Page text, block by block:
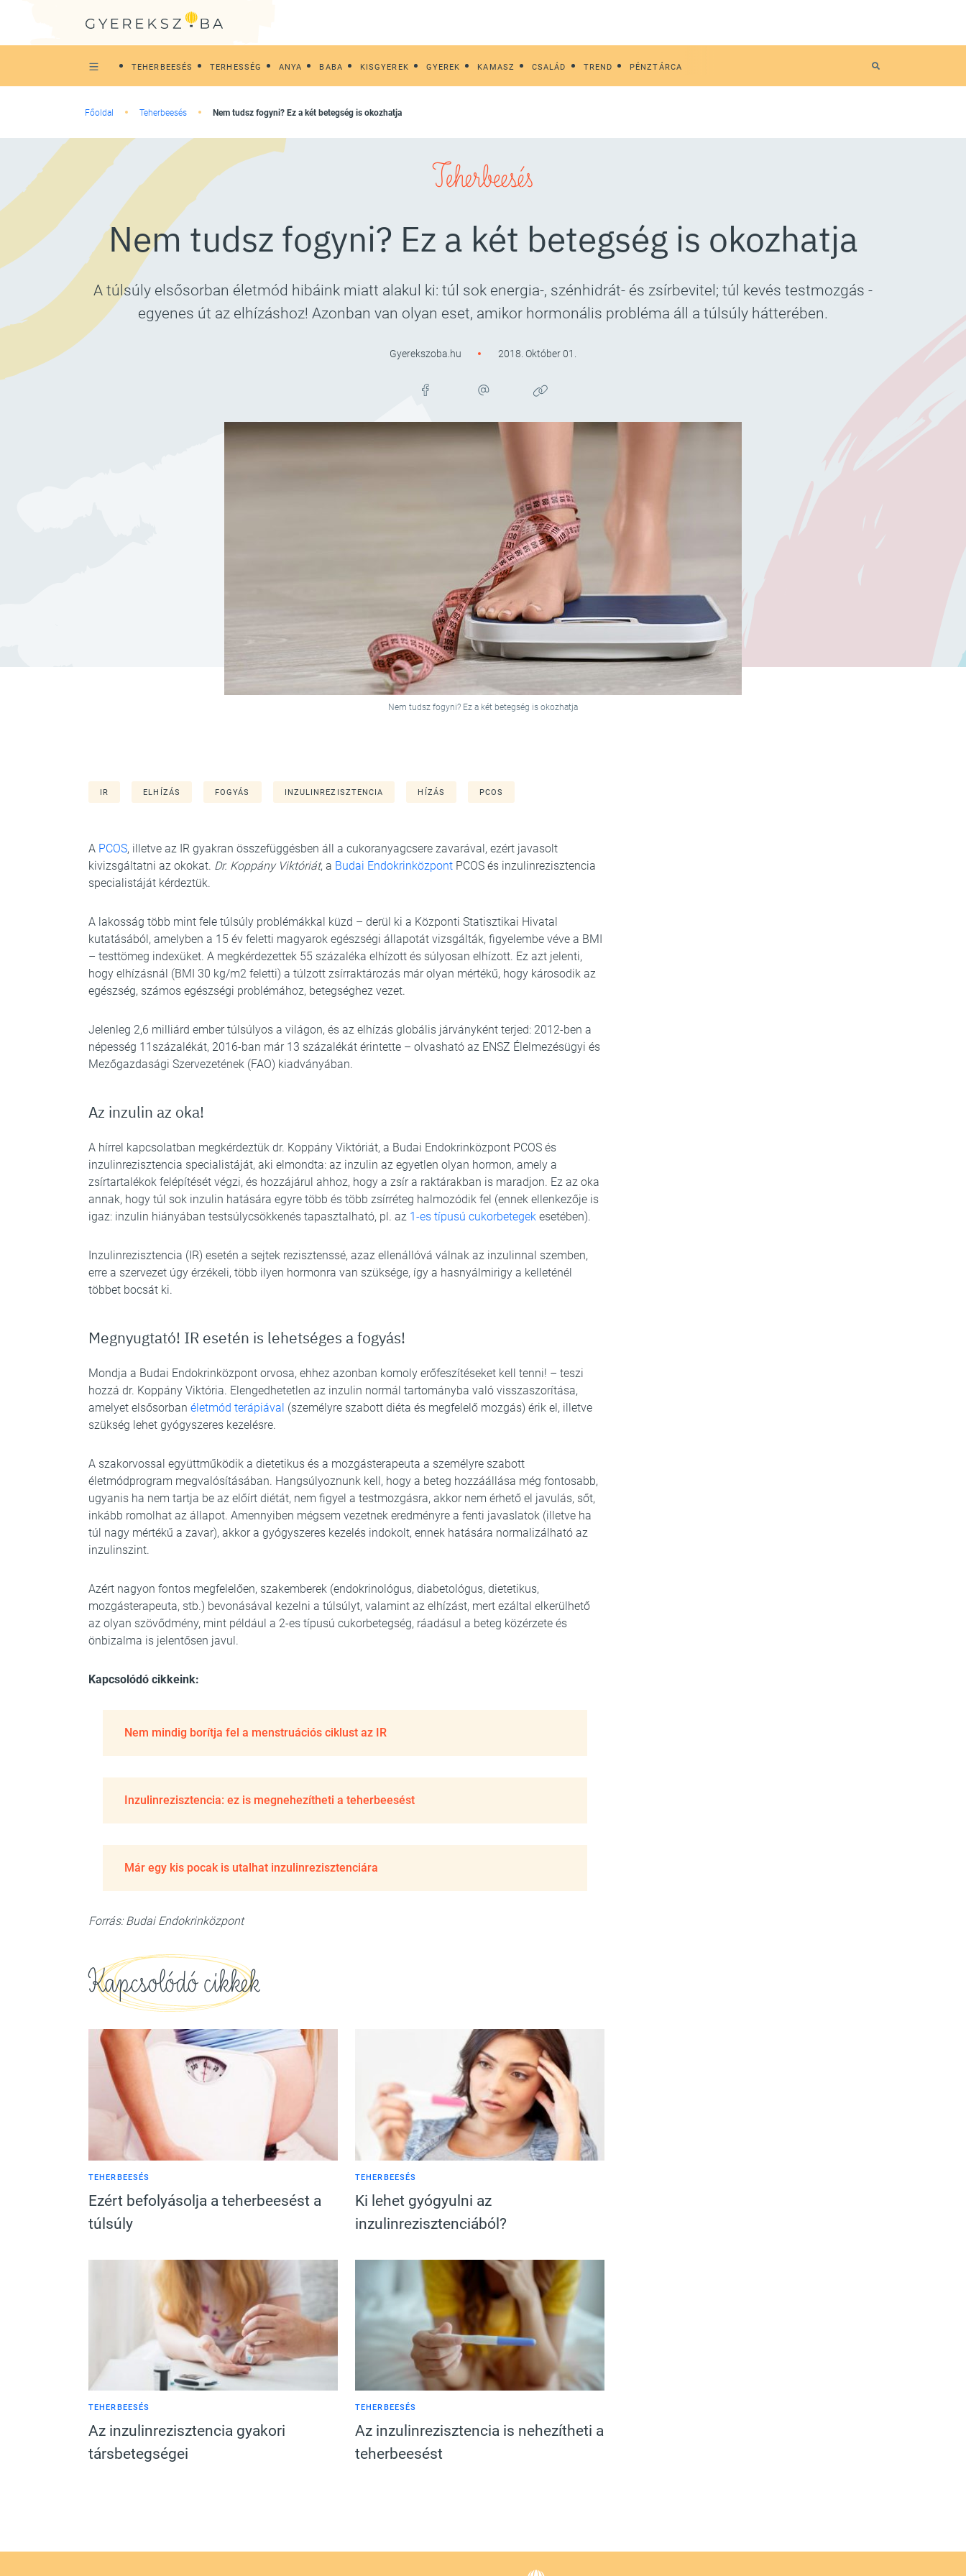
TEHERBEESÉS TERHESSÉG ANYA BABA KISGYEREK GYEREK KAMASZ CSALÁD TREND PÉNZTÁRCA
Főoldal Teherbeesés Nem tudsz fogyni? Ez a két betegség is okozhatja
Teherbeesés
Nem tudsz fogyni? Ez a két betegség is okozhatja
A túlsúly elsősorban életmód hibáink miatt alakul ki: túl sok energia-, szénhidrát- és zsírbevitel; túl kevés testmozgás -
egyenes út az elhízáshoz! Azonban van olyan eset, amikor hormonális probléma áll a túlsúly hátterében.
Gyerekszoba.hu 2018. Október 01.
Nem tudsz fogyni? Ez a két betegség is okozhatja
IR ELHÍZÁS FOGYÁS INZULINREZISZTENCIA HÍZÁS PCOS
A PCOS, illetve az IR gyakran összefüggésben áll a cukoranyagcsere zavarával, ezért javasolt
kivizsgáltatni az okokat. Dr. Koppány Viktóriát, a Budai Endokrinközpont PCOS és inzulinrezisztencia
specialistáját kérdeztük.
A lakosság több mint fele túlsúly problémákkal küzd – derül ki a Központi Statisztikai Hivatal
kutatásából, amelyben a 15 év feletti magyarok egészségi állapotát vizsgálták, figyelembe véve a BMI
– testtömeg indexüket. A megkérdezettek 55 százaléka elhízott és súlyosan elhízott. Ez azt jelenti,
hogy elhízásnál (BMI 30 kg/m2 feletti) a túlzott zsírraktározás már olyan mértékű, hogy károsodik az
egészség, számos egészségi problémához, betegséghez vezet.
Jelenleg 2,6 milliárd ember túlsúlyos a világon, és az elhízás globális járványként terjed: 2012-ben a
népesség 11százalékát, 2016-ban már 13 százalékát érintette – olvasható az ENSZ Élelmezésügyi és
Mezőgazdasági Szervezetének (FAO) kiadványában.
Az inzulin az oka!
A hírrel kapcsolatban megkérdeztük dr. Koppány Viktóriát, a Budai Endokrinközpont PCOS és
inzulinrezisztencia specialistáját, aki elmondta: az inzulin az egyetlen olyan hormon, amely a
zsírtartalékok felépítését végzi, és hozzájárul ahhoz, hogy a zsír a raktárakban is maradjon. Ez az oka
annak, hogy túl sok inzulin hatására egyre több és több zsírréteg halmozódik fel (ennek ellenkezője is
igaz: inzulin hiányában testsúlycsökkenés tapasztalható, pl. az 1-es típusú cukorbetegek esetében).
Inzulinrezisztencia (IR) esetén a sejtek rezisztenssé, azaz ellenállóvá válnak az inzulinnal szemben,
erre a szervezet úgy érzékeli, több ilyen hormonra van szüksége, így a hasnyálmirigy a kelleténél
többet bocsát ki.
Megnyugtató! IR esetén is lehetséges a fogyás!
Mondja a Budai Endokrinközpont orvosa, ehhez azonban komoly erőfeszítéseket kell tenni! – teszi
hozzá dr. Koppány Viktória. Elengedhetetlen az inzulin normál tartományba való visszaszorítása,
amelyet elsősorban életmód terápiával (személyre szabott diéta és megfelelő mozgás) érik el, illetve
szükség lehet gyógyszeres kezelésre.
A szakorvossal együttműködik a dietetikus és a mozgásterapeuta a személyre szabott
életmódprogram megvalósításában. Hangsúlyoznunk kell, hogy a beteg hozzáállása még fontosabb,
ugyanis ha nem tartja be az előírt diétát, nem figyel a testmozgásra, akkor nem érhető el javulás, sőt,
inkább romolhat az állapot. Amennyiben mégsem vezetnek eredményre a fenti javaslatok (illetve ha
túl nagy mértékű a zavar), akkor a gyógyszeres kezelés indokolt, ennek hatására normalizálható az
inzulinszint.
Azért nagyon fontos megfelelően, szakemberek (endokrinológus, diabetológus, dietetikus,
mozgásterapeuta, stb.) bevonásával kezelni a túlsúlyt, valamint az elhízást, mert ezáltal elkerülhető
az olyan szövődmény, mint például a 2-es típusú cukorbetegség, ráadásul a beteg közérzete és
önbizalma is jelentősen javul.
Kapcsolódó cikkeink:
Nem mindig borítja fel a menstruációs ciklust az IR
Inzulinrezisztencia: ez is megnehezítheti a teherbeesést
Már egy kis pocak is utalhat inzulinrezisztenciára
Forrás: Budai Endokrinközpont
Kapcsolódó cikkek
TEHERBEESÉS
Ezért befolyásolja a teherbeesést a
túlsúly
TEHERBEESÉS
Ki lehet gyógyulni az
inzulinrezisztenciából?
TEHERBEESÉS
Az inzulinrezisztencia gyakori
társbetegségei
TEHERBEESÉS
Az inzulinrezisztencia is nehezítheti a
teherbeesést